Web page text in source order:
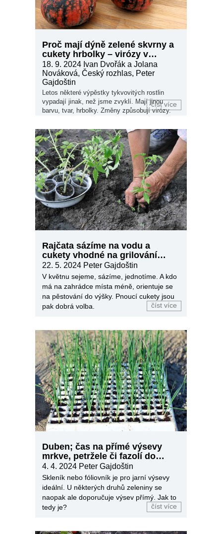
Proč mají dýně zelené skvrny a
cukety hrbolky – virózy v
zahradě
18. 9. 2024 Ivan Dvořák a Jolana
Nováková, Český rozhlas, Peter
Gajdoštin
Letos některé výpěstky tykvovitých rostlin
vypadají jinak, než jsme zvyklí. Mají jinou
barvu, tvar, hrbolky. Změny způsobují virózy.
číst více
Rajčata sázíme na vodu a
cukety vhodné na grilování
stojí za vyzkoušení
22. 5. 2024 Peter Gajdoštin
V květnu sejeme, sázíme, jednotíme. A kdo
má na zahrádce místa méně, orientuje se
na pěstování do výšky. Pnoucí cukety jsou
pak dobrá volba.
číst více
Duben; čas na přímé výsevy
mrkve, petržele či fazolí do
půdy
4. 4. 2024 Peter Gajdoštin
Skleník nebo fóliovník je pro jarní výsevy
ideální. U některých druhů zeleniny se
naopak ale doporučuje výsev přímý. Jak to
tedy je?
číst více